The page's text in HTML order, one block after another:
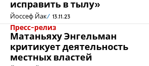
исправить в тылу»
Йоссеф Йак 13.11.23
Пресс-релиз
Матаньяху Энгельман
критикует деятельность
местных властей